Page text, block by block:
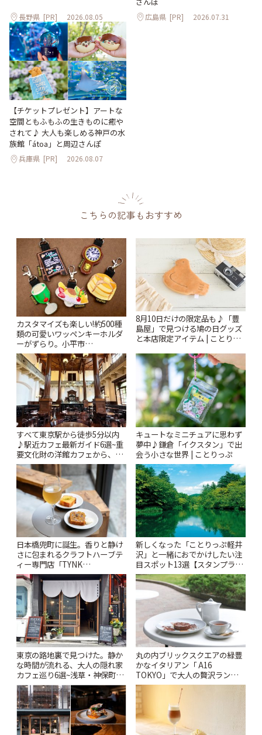
長野県 [PR] 2026.08.05 広島県 [PR] 2026.07.31
【チケットプレゼント】アートな
空間ともふもふの生きものに癒や
されて♪ 大人も楽しめる神戸の水
族館「átoa」と周辺さんぽ
兵庫県 [PR] 2026.08.07
こちらの記事もおすすめ
カスタマイズも楽しい!約500種
類の可愛いワッペンキーホルダ
ーがずらり。小平市
「Kimamaya T&K」 | ことりっ
ぷ
8月10日だけの限定品も♪「豊
島屋」で見つける鳩の日グッズ
と本店限定アイテム | ことりっ
すべて東京駅から徒歩5分以内
♪駅近カフェ最新ガイド6選~重
要文化財の洋館カフェから、改
札すぐのレトロ喫茶まで~ | こと
りっぷ
キュートなミニチュアに思わず
夢中♪鎌倉「イクスタン」で出
会う小さな世界 | ことりっぷ
日本橋兜町に誕生。香りと静け
さに包まれるクラフトハーブテ
ィー専門店「TYNK
Kabutocho」 | ことりっぷ
新しくなった「ことりっぷ軽井
沢」と一緒におでかけしたい注
目スポット13選【スタンプラリ
ー開催中】 | ことりっぷ
東京の路地裏で見つけた。静か
な時間が流れる、大人の隠れ家
カフェ巡り6選~浅草・神保町・
千駄木ほか~ | ことりっぷ
丸の内ブリックスクエアの緑豊
かなイタリアン「 A16
TOKYO」で大人の贅沢ランチ |
ことりっぷ